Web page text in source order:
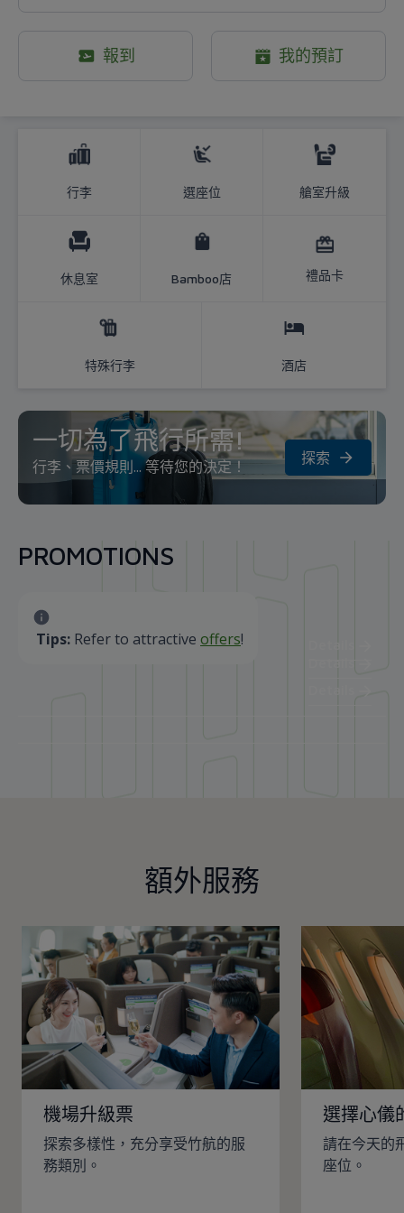
報到 我的預訂
行李 選座位 艙室升級
休息室 Bamboo店 禮品卡
特殊行李 酒店
一切為了飛行所需!
行李、票價規則... 等待您的決定！ 探索
PROMOTIONS
Tips: Refer to attractive offers!
Details
額外服務
機場升級票
探索多樣性，充分享受竹航的服
務類別。
選擇心儀
請在今天的
座位。